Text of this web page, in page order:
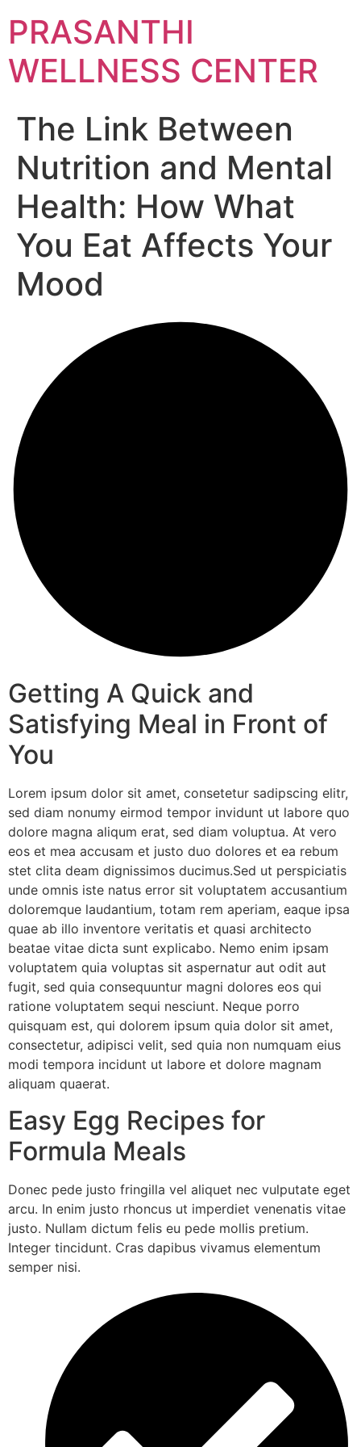
content
PRASANTHI
WELLNESS CENTER
The Link Between
Nutrition and Mental
Health: How What
You Eat Affects Your
Mood
Getting A Quick and
Satisfying Meal in Front of
You
Lorem ipsum dolor sit amet, consetetur sadipscing elitr,
sed diam nonumy eirmod tempor invidunt ut labore quo
dolore magna aliqum erat, sed diam voluptua. At vero
eos et mea accusam et justo duo dolores et ea rebum
stet clita deam dignissimos ducimus.Sed ut perspiciatis
unde omnis iste natus error sit voluptatem accusantium
doloremque laudantium, totam rem aperiam, eaque ipsa
quae ab illo inventore veritatis et quasi architecto
beatae vitae dicta sunt explicabo. Nemo enim ipsam
voluptatem quia voluptas sit aspernatur aut odit aut
fugit, sed quia consequuntur magni dolores eos qui
ratione voluptatem sequi nesciunt. Neque porro
quisquam est, qui dolorem ipsum quia dolor sit amet,
consectetur, adipisci velit, sed quia non numquam eius
modi tempora incidunt ut labore et dolore magnam
aliquam quaerat.
Easy Egg Recipes for
Formula Meals
Donec pede justo fringilla vel aliquet nec vulputate eget
arcu. In enim justo rhoncus ut imperdiet venenatis vitae
justo. Nullam dictum felis eu pede mollis pretium.
Integer tincidunt. Cras dapibus vivamus elementum
semper nisi.